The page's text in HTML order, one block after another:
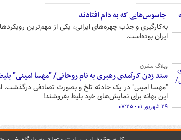
جاسوس‌هایی که به دام افتادند
به‌کارگیری و جذب چهره‌های ایرانی‌، یکی از مهم‌ترین
ایران بوده‌است.
وبلاگ مشرق
سند زدن کارآمدی رهبری به نام روحانی/ "مهسا امینی"
"مهسا امینی" در یک حادثه تلخ و بصورت تصادفی درگذشت.
این بهانه برای نمایش‌های خود بلیط بفروشند!
۲۹ شهریور ۰۱ - ۰۷:۲۵